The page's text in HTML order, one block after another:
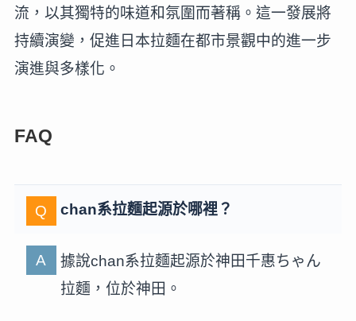
流，以其獨特的味道和氛圍而著稱。這一發展將
持續演變，促進日本拉麵在都市景觀中的進一步
演進與多樣化。
FAQ
chan系拉麵起源於哪裡？
據說chan系拉麵起源於神田千惠ちゃん
拉麵，位於神田。